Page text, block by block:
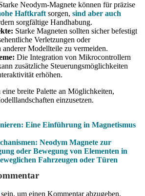
Neodym-Magnete können für präzise
Haftkraft sorgen, sind aber auch
sorgfältige Handhabung.
Starke Magneten sollten sicher befestigt
Verletzungen oder
anderer Modellteile zu vermeiden.
Die Integration von Mikrocontrollern
zusätzliche Steuerungsmöglichkeiten
erhöhen.
eine breite Palette an Möglichkeiten,
einzusetzen.
Eine Einführung in Magnetismus
Neodym Magnete zur
oder Bewegung von Elementen in
Fahrzeugen oder Türen
sein, um einen Kommentar abzugeben.